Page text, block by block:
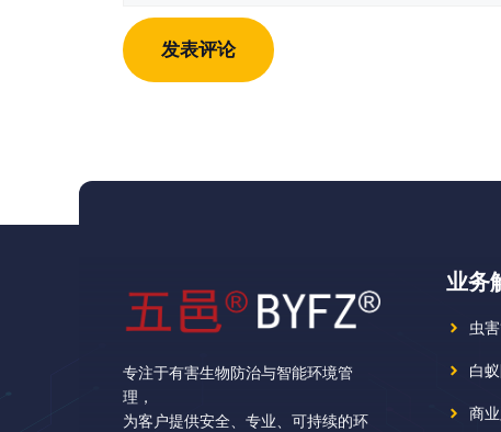
址
地
址
专注于有害生物防治与智能环境管
理，
为客户提供安全、专业、可持续的环
业务
虫
白
商